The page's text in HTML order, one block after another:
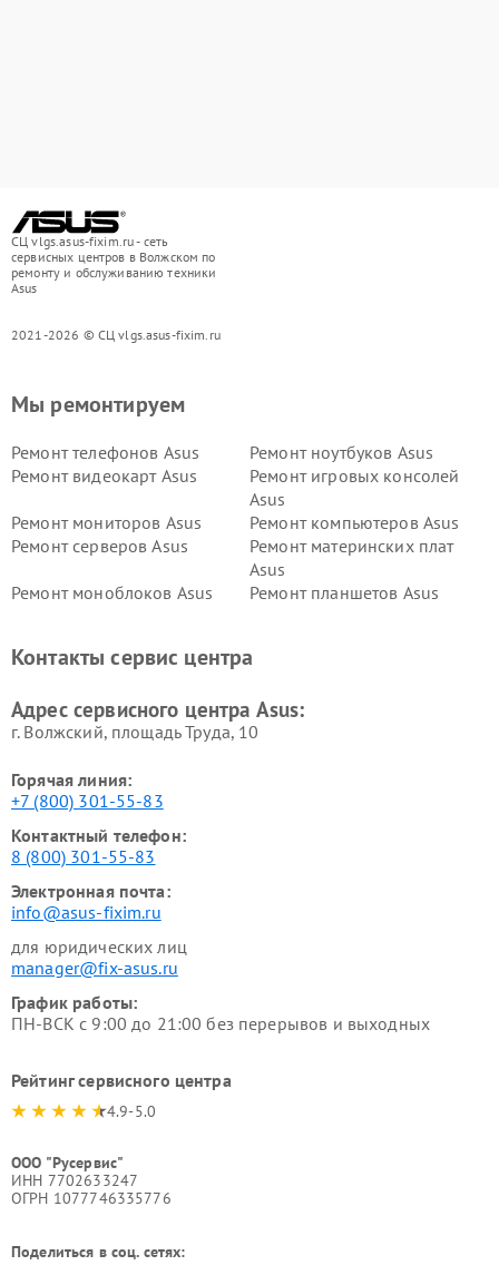
СЦ vlgs.asus-fixim.ru - сеть
сервисных центров в Волжском по
ремонту и обслуживанию техники
Asus
2021-2026 © СЦ vlgs.asus-fixim.ru
Мы ремонтируем
Ремонт телефонов Asus
Ремонт ноутбуков Asus
Ремонт видеокарт Asus
Ремонт игровых консолей
Asus
Ремонт мониторов Asus
Ремонт компьютеров Asus
Ремонт серверов Asus
Ремонт материнских плат
Asus
Ремонт моноблоков Asus
Ремонт планшетов Asus
Контакты сервис центра
Адрес сервисного центра Asus:
г. Волжский, площадь Труда, 10
Горячая линия:
+7 (800) 301-55-83
Контактный телефон:
8 (800) 301-55-83
Электронная почта:
info@asus-fixim.ru
для юридических лиц
manager@fix-asus.ru
График работы:
ПН-ВСК с 9:00 до 21:00 без перерывов и выходных
Рейтинг сервисного центра
4.9-5.0
ООО "Русервис"
ИНН 7702633247
ОГРН 1077746335776
Поделиться в соц. сетях: